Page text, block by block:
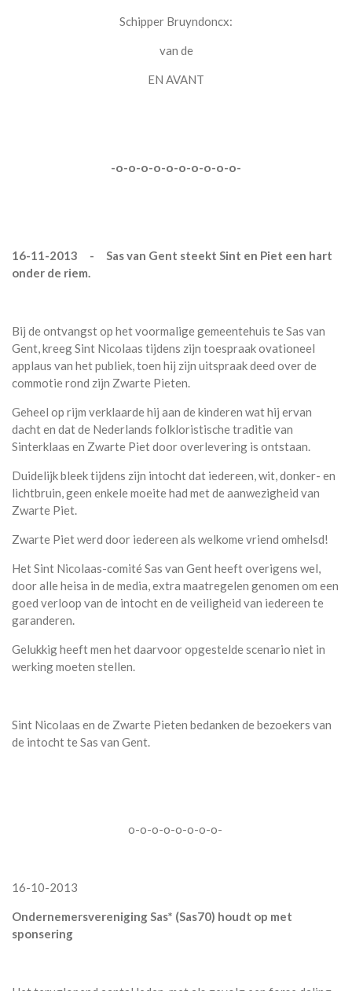
Schipper Bruyndoncx:
van de
EN AVANT
-o-o-o-o-o-o-o-o-o-o-
16-11-2013 - Sas van Gent steekt Sint en Piet een hart
onder de riem.
Bij de ontvangst op het voormalige gemeentehuis te Sas van
Gent, kreeg Sint Nicolaas tijdens zijn toespraak ovationeel
applaus van het publiek, toen hij zijn uitspraak deed over de
commotie rond zijn Zwarte Pieten.
Geheel op rijm verklaarde hij aan de kinderen wat hij ervan
dacht en dat de Nederlands folkloristische traditie van
Sinterklaas en Zwarte Piet door overlevering is ontstaan.
Duidelijk bleek tijdens zijn intocht dat iedereen, wit, donker- en
lichtbruin, geen enkele moeite had met de aanwezigheid van
Zwarte Piet.
Zwarte Piet werd door iedereen als welkome vriend omhelsd!
Het Sint Nicolaas-comité Sas van Gent heeft overigens wel,
door alle heisa in de media, extra maatregelen genomen om een
goed verloop van de intocht en de veiligheid van iedereen te
garanderen.
Gelukkig heeft men het daarvoor opgestelde scenario niet in
werking moeten stellen.
Sint Nicolaas en de Zwarte Pieten bedanken de bezoekers van
de intocht te Sas van Gent.
o-o-o-o-o-o-o-o-
16-10-2013
Ondernemersvereniging Sas* (Sas70) houdt op met
sponsering